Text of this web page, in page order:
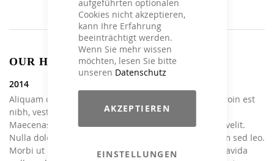
aufgeführten optionalen
Cookies nicht akzeptieren,
kann Ihre Erfahrung
beeinträchtigt werden.
Wenn Sie mehr wissen
möchten, lesen Sie bitte
unseren Datenschutz
AKZEPTIEREN
EINSTELLUNGEN
OUR HISTORY
2014
Aliquam consectetur et lorem semper scelerisque. Proin est
nibh, vestibulum vitae congue nec, tristique eu justo.
Maecenas eu nunc lacinia, porta lorem vitae, viverra velit.
Nulla dolor libero, rhoncus quis luctus eu, fermentum sed leo.
Morbi ut risus porttitor odio sodales pulvinar. Sed gravida